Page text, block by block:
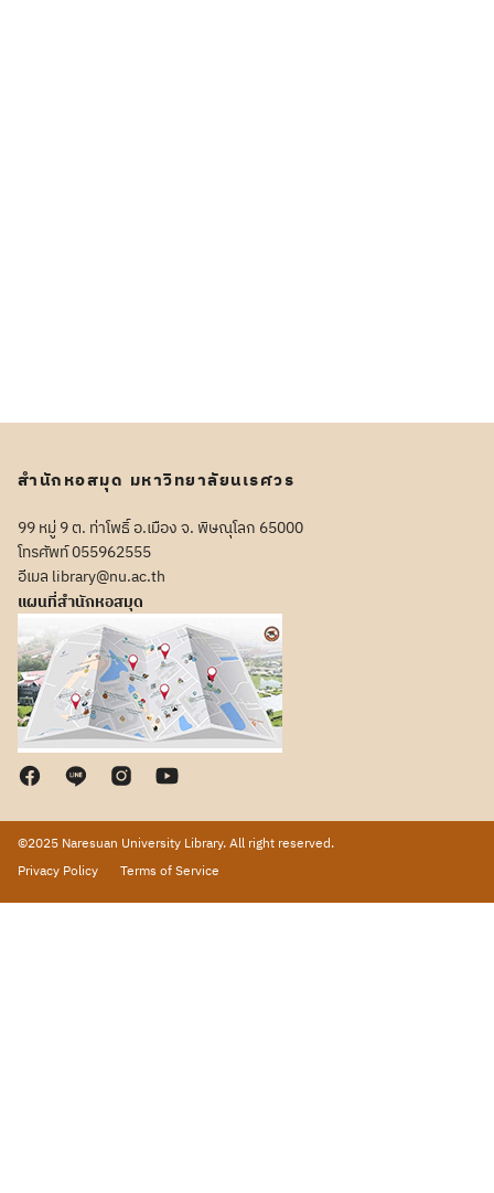
สำนักหอสมุด มหาวิทยาลัยนเรศวร
99 หมู่ 9 ต. ท่าโพธิ์ อ.เมือง จ. พิษณุโลก 65000
โทรศัพท์ 055962555
อีเมล library@nu.ac.th
แผนที่สำนักหอสมุด
©2025 Naresuan University Library. All right reserved.
Privacy Policy
Terms of Service